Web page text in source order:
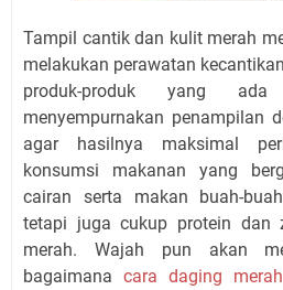
Tampil cantik dan kulit merah
melakukan perawatan
produk-produk yang
menyempurnakan penampilan
agar hasilnya maksimal
konsumsi makanan yang
cairan serta makan buah-
tetapi juga cukup protein dan
merah. Wajah pun akan
bagaimana cara daging